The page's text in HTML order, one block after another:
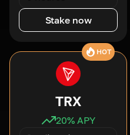
Stake now
HOT
TRX
20% APY